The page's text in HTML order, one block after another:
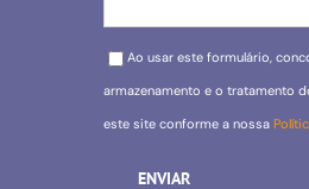
Please leave this field empty.
Ao usar este formulário,
armazenamento e o tratamento
este site conforme a nossa